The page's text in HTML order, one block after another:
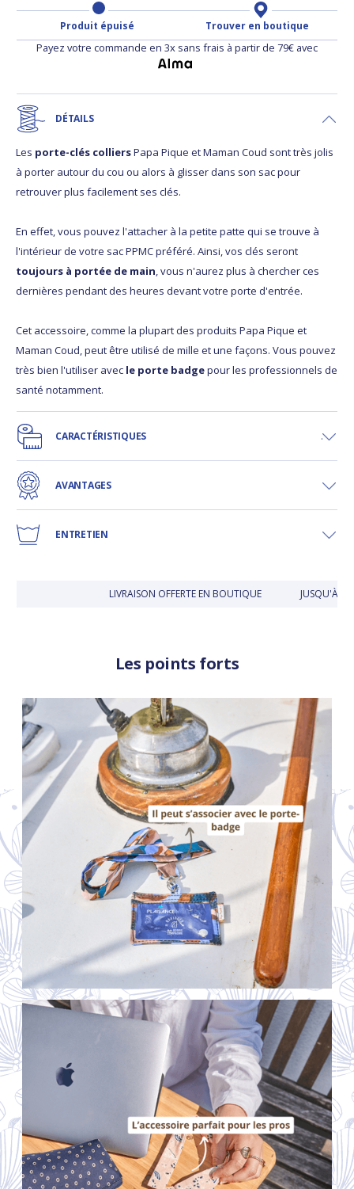
Produit épuisé Trouver en boutique
Payez votre commande en 3x sans frais à partir de 79€ avec
DÉTAILS
Les porte-clés colliersPapa Pique et Maman Coud sont très jolis
à porter autour du cou ou alors à glisser dans son sac pour
retrouver plus facilement ses clés.
En effet, vous pouvez l'attacher à la petite patte qui se trouve à
l'intérieur de votre sac PPMC préféré. Ainsi, vos clés seront
toujours à portée de main, vous n'aurez plus à chercher ces
dernières pendant des heures devant votre porte d'entrée.
Cet accessoire, comme la plupart des produits Papa Pique et
Maman Coud, peut être utilisé de mille et une façons. Vous pouvez
très bien l'utiliser avec le porte badgepour les professionnels de
santé notamment.
CARACTÉRISTIQUES
AVANTAGES
ENTRETIEN
LIVRAISON OFFERTE EN BOUTIQUE JUSQU'À 30
Les points forts